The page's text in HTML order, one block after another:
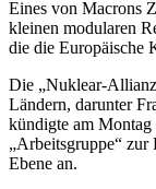
Eines von Macrons
kleinen modularen
die die Europäische
Die „Nuklear-
Ländern, darunter
kündigte am
„Arbeitsgruppe“ zur
Ebene an.